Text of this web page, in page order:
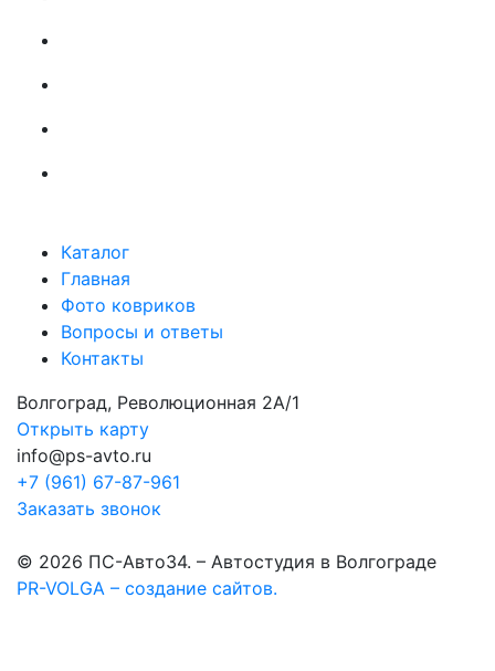
Каталог
Главная
Фото ковриков
Вопросы и ответы
Контакты
Волгоград, Революционная 2А/1
Открыть карту
info@ps-avto.ru
+7 (961) 67-87-961
Заказать звонок
© 2026 ПС-Авто34. – Автостудия в Волгограде
PR-VOLGA – создание сайтов.